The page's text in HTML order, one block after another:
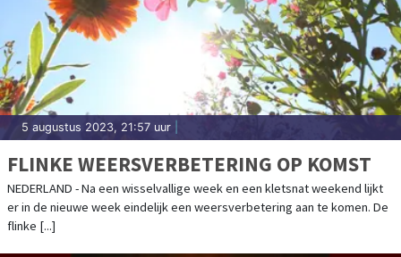
5 augustus 2023, 21:57 uur
FLINKE WEERSVERBETERING OP KOMST
NEDERLAND - Na een wisselvallige week en een kletsnat weekend lijkt
er in de nieuwe week eindelijk een weersverbetering aan te komen. De
flinke [...]